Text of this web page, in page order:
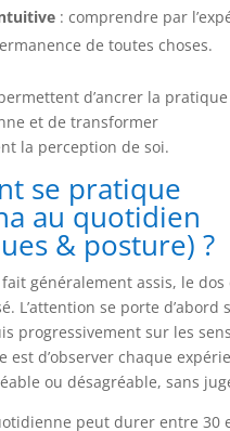
: comprendre par
de toutes choses.
d’ancrer la
et de transformer
la perception de soi.
se pratique
au quotidien
& posture) ?
généralement assis, le
L’attention se porte d’abord
progressivement sur les
est d’observer chaque
ou désagréable, sans
peut durer entre 30